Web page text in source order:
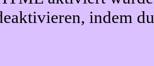
indem